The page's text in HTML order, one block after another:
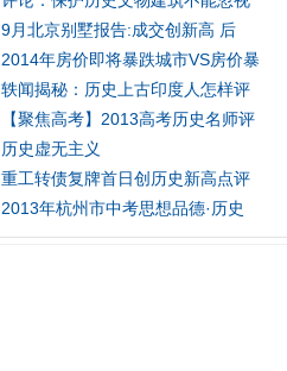
9月北京别墅报告:成交创新高 后
2014年房价即将暴跌城市VS房价暴
轶闻揭秘：历史上古印度人怎样评
【聚焦高考】2013高考历史名师评
历史虚无主义
重工转债复牌首日创历史新高点评
2013年杭州市中考思想品德·历史